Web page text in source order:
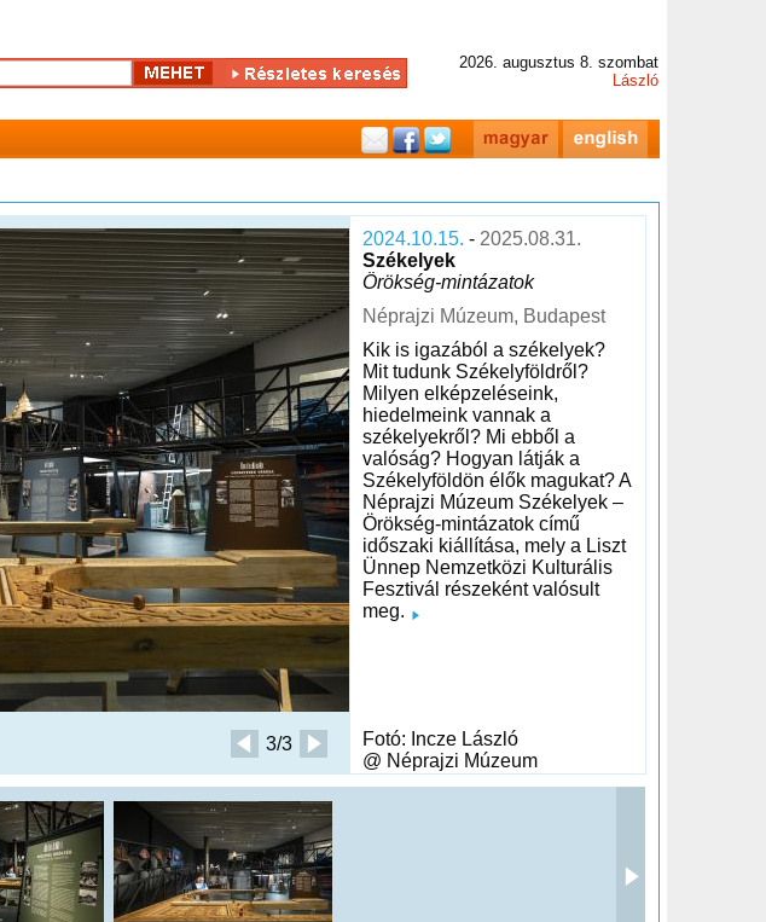
2026. augusztus 8. szombat
László
2024.10.15. - 2025.08.31.
Székelyek
Örökség-mintázatok
Néprajzi Múzeum, Budapest
Kik is igazából a székelyek?
Mit tudunk Székelyföldről?
Milyen elképzeléseink,
hiedelmeink vannak a
székelyekről? Mi ebből a
valóság? Hogyan látják a
Székelyföldön élők magukat? A
Néprajzi Múzeum Székelyek –
Örökség-mintázatok című
időszaki kiállítása, mely a Liszt
Ünnep Nemzetközi Kulturális
Fesztivál részeként valósult
meg.
3/3
Fotó: Incze László
@ Néprajzi Múzeum